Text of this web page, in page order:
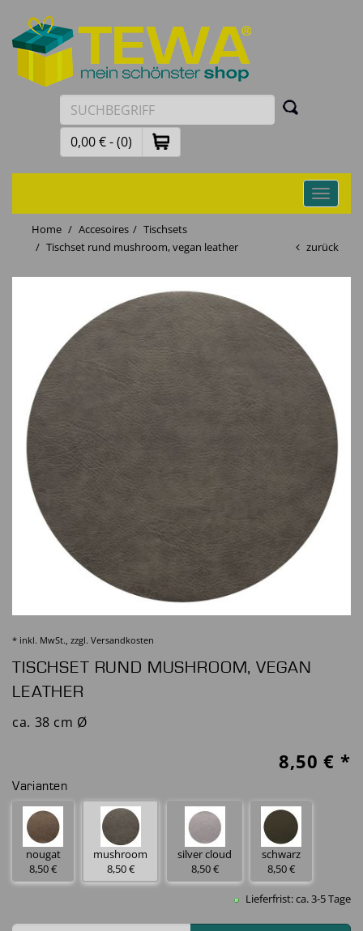
0,00 € - (0)
Toggle
Home
Accesoires
Tischsets
Tischset rund mushroom, vegan leather
zurück
* inkl. MwSt., zzgl. Versandkosten
TISCHSET RUND MUSHROOM, VEGAN
LEATHER
ca. 38 cm Ø
8,50 € *
Varianten
nougat
8,50 €
mushroom
8,50 €
silver cloud
8,50 €
schwarz
8,50 €
Lieferfrist: ca. 3-5 Tage